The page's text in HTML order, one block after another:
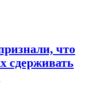
что
сдерживать